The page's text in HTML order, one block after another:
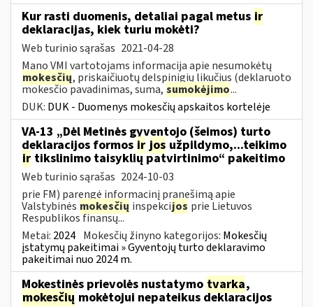
Kur rasti duomenis, detaliai pagal metus ir
deklaracijas, kiek turiu mokėti?
Web turinio sąrašas 2021-04-28
Mano VMI vartotojams informacija apie nesumokėtų
mokesčių, priskaičiuotų delspinigių likučius (deklaruoto
mokesčio pavadinimas, suma, sumokėjimo...
DUK: DUK - Duomenys mokesčių apskaitos kortelėje
VA-13 „Dėl Metinės gyventojo (šeimos) turto
deklaracijos formos ir jos užpildymo,...teikimo
ir tikslinimo taisyklių patvirtinimo“ pakeitimo
Web turinio sąrašas 2024-10-03
prie FM) parengė informacinį pranešimą apie
Valstybinės mokesčių inspekcijos prie Lietuvos
Respublikos finansų...
Metai: 2024 Mokesčių žinyno kategorijos: Mokesčių
įstatymų pakeitimai » Gyventojų turto deklaravimo
pakeitimai nuo 2024 m.
Mokestinės prievolės nustatymo tvarka,
mokesčių mokėtojui nepateikus deklaracijos